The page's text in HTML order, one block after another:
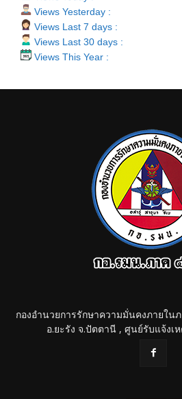
Views Yesterday :
Views Last 7 days :
Views Last 30 days :
Views This Year :
กองอำนวยการรักษาความมั่นคงภายใ
อ.ยะรัง จ.ปัตตานี , ศูนย์รับแจ้งเ